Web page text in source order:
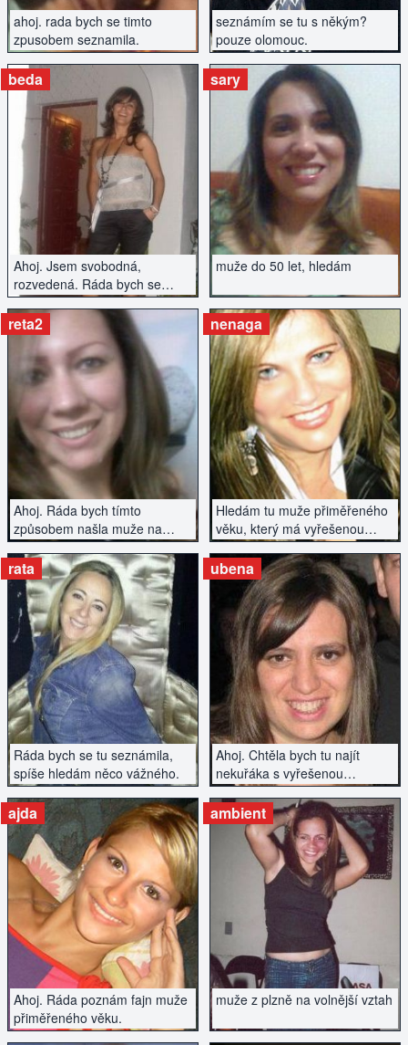
ahoj. rada bych se timto
zpusobem seznamila.
seznámím se tu s někým?
pouze olomouc.
Ahoj. Jsem svobodná,
rozvedená. Ráda bych se
tímto způsobem s někým
seznámila.
beda
ZOBRAZIT INZERÁT
muže do 50 let, hledám
sary
ZOBRAZIT INZERÁT
Ahoj. Ráda bych tímto
způsobem našla muže na
vážný vztah.
reta2
ZOBRAZIT INZERÁT
Hledám tu muže přiměřeného
věku, který má vyřešenou
minulost. Cchci se vážně
seznámit.
nenaga
ZOBRAZIT INZERÁT
Ráda bych se tu seznámila,
spíše hledám něco vážného.
rata
ZOBRAZIT INZERÁT
Ahoj. Chtěla bych tu najít
nekuřáka s vyřešenou
minulostí. Jen vážně.
ubena
ZOBRAZIT INZERÁT
Ahoj. Ráda poznám fajn muže
přiměřeného věku.
ajda
ZOBRAZIT INZERÁT
muže z plzně na volnější vztah
ambient
ZOBRAZIT INZERÁT